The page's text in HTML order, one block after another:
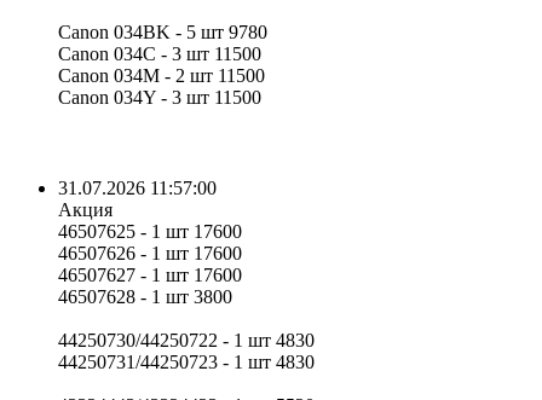
Canon 034BK - 5 шт 9780
Canon 034C - 3 шт 11500
Canon 034M - 2 шт 11500
Canon 034Y - 3 шт 11500
31.07.2026 11:57:00
Акция
46507625 - 1 шт 17600
46507626 - 1 шт 17600
46507627 - 1 шт 17600
46507628 - 1 шт 3800
44250730/44250722 - 1 шт 4830
44250731/44250723 - 1 шт 4830